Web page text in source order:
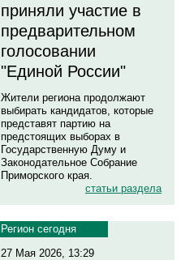
приняли участие в
предварительном
голосовании
"Единой России"
Жители региона продолжают
выбирать кандидатов, которые
представят партию на
предстоящих выборах в
Государственную Думу и
Законодательное Собрание
Приморского края.
статьи раздела
Регион сегодня
27 Мая 2026, 13:29